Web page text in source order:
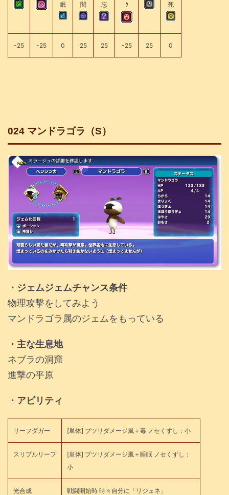
眠
闇
忘
ｸ
死
-25 -25 0 25 25 -25 25 0
024 マンドラゴラ（S）
・ジェムジェムチャンス条件
物理攻撃をしてみよう
マンドラゴラ属のジェムをもっている
・主な生息地
ネブラの洞窟
進撃の平原
・アビリティ
リーフダガー [単体] ブツリダメージ風＋毒 ノセくずし：小
スリプルリーフ
[単体] ブツリダメージ風＋睡眠 ノセくずし：
小
光合成 戦闘開始時 時々自分に「リジェネ」